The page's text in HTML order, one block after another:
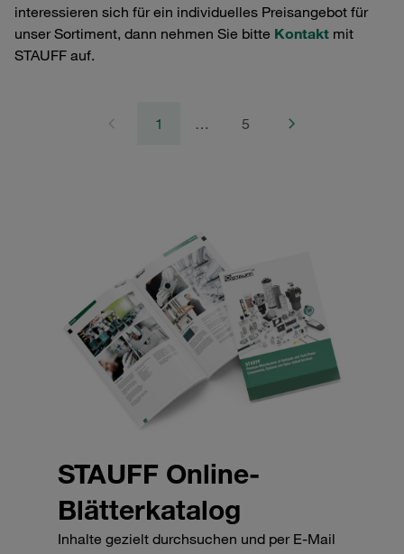
interessieren sich für ein individuelles Preisangebot für
unser Sortiment, dann nehmen Sie bitte Kontakt mit
STAUFF auf.
1 … 5
STAUFF Online-
Blätterkatalog
Inhalte gezielt durchsuchen und per E-Mail